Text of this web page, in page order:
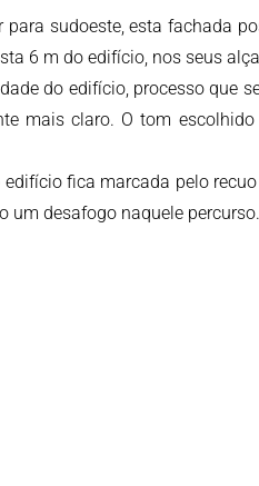
sudoeste, esta fachada
6 m do edifício, nos seus
do edifício, processo que
mais claro. O tom
fica marcada pelo
um desafogo naquele percurso.